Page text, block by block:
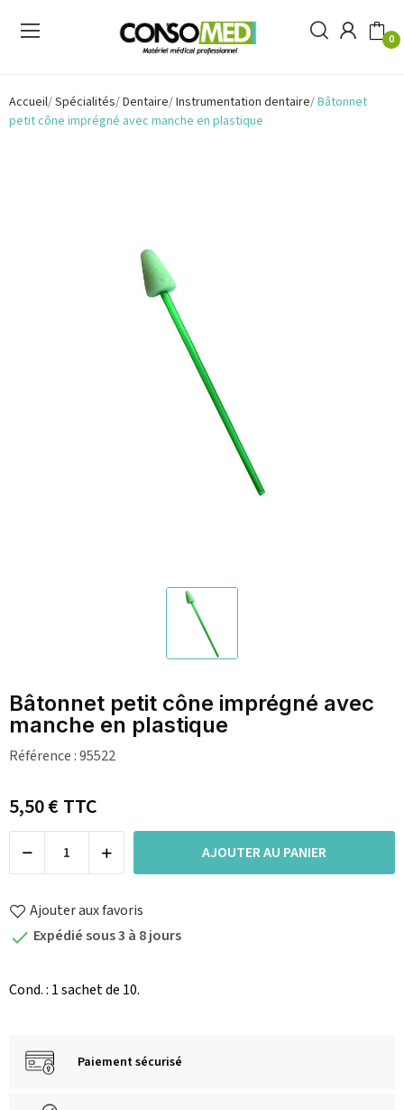
0
Accueil Spécialités Dentaire Instrumentation dentaire Bâtonnet
petit cône imprégné avec manche en plastique
Bâtonnet petit cône imprégné avec
manche en plastique
Référence :95522
5,50 €TTC
AJOUTER AU PANIER
Ajouter aux favoris
 Expédié sous 3 à 8 jours
Cond. : 1 sachet de 10.
Paiement sécurisé